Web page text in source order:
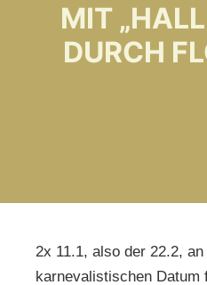
MIT
DURCH
2x 11.1, also der 22.2,
karnevalistischen Datum